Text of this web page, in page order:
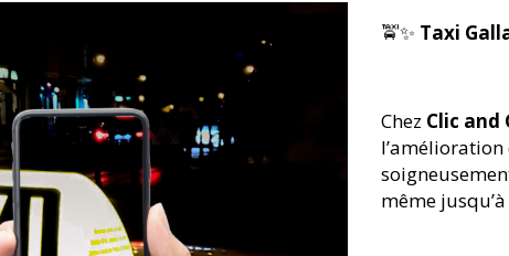
🚖✨ Taxi
Chez Clic and
l’amélioration
même